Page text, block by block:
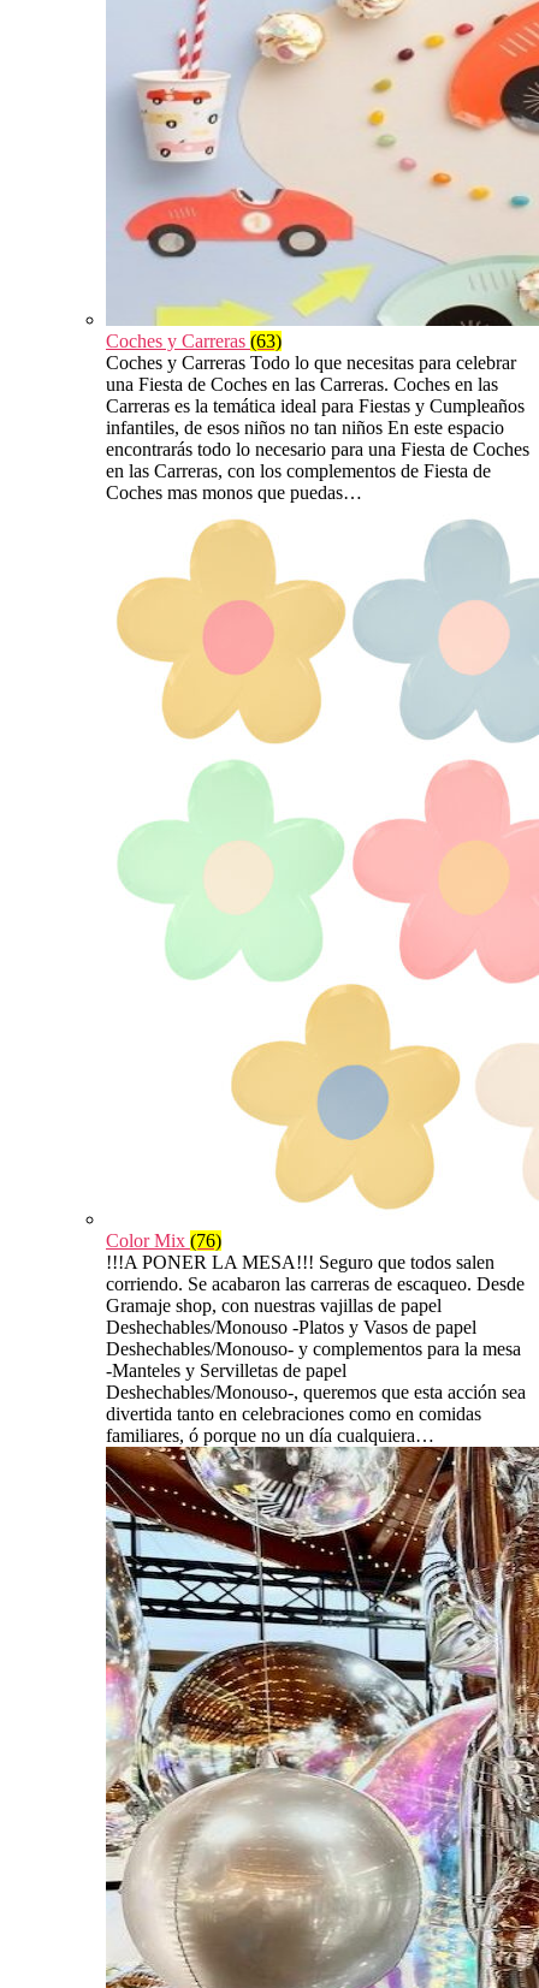
Coches y Carreras (63)
Coches y Carreras Todo lo que necesitas para celebrar
una Fiesta de Coches en las Carreras. Coches en las
Carreras es la temática ideal para Fiestas y Cumpleaños
infantiles, de esos niños no tan niños En este espacio
encontrarás todo lo necesario para una Fiesta de Coches
en las Carreras, con los complementos de Fiesta de
Coches mas monos que puedas…
Color Mix (76)
!!!A PONER LA MESA!!! Seguro que todos salen
corriendo. Se acabaron las carreras de escaqueo. Desde
Gramaje shop, con nuestras vajillas de papel
Deshechables/Monouso -Platos y Vasos de papel
Deshechables/Monouso- y complementos para la mesa
-Manteles y Servilletas de papel
Deshechables/Monouso-, queremos que esta acción sea
divertida tanto en celebraciones como en comidas
familiares, ó porque no un día cualquiera…